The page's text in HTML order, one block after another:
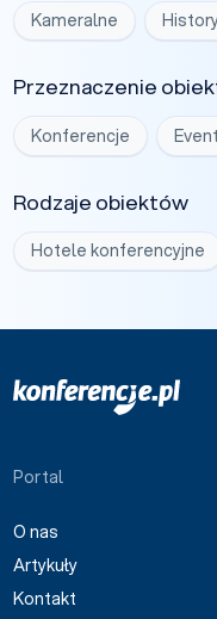
Kameralne
Przeznaczenie
Konferencje
Rodzaje obiektów
Hotele konferencyjne
Portal
O nas
Artykuły
Kontakt